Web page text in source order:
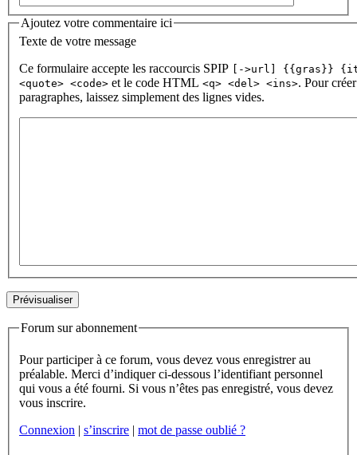
Ajoutez votre commentaire ici
Texte de votre message
Ce formulaire accepte les raccourcis SPIP
[->url] {{gras}}
<quote> <code> et le code HTML <q> <del> <ins>. Pour
paragraphes, laissez simplement des lignes vides.
Forum sur abonnement
Pour participer à ce forum, vous devez vous enregistrer au
préalable. Merci d’indiquer ci-dessous l’identifiant personnel
qui vous a été fourni. Si vous n’êtes pas enregistré, vous devez
vous inscrire.
Connexion | s’inscrire | mot de passe oublié ?